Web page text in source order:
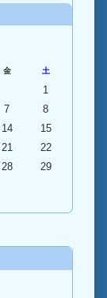
金 土
1
7
8
14
15
21
22
28
29